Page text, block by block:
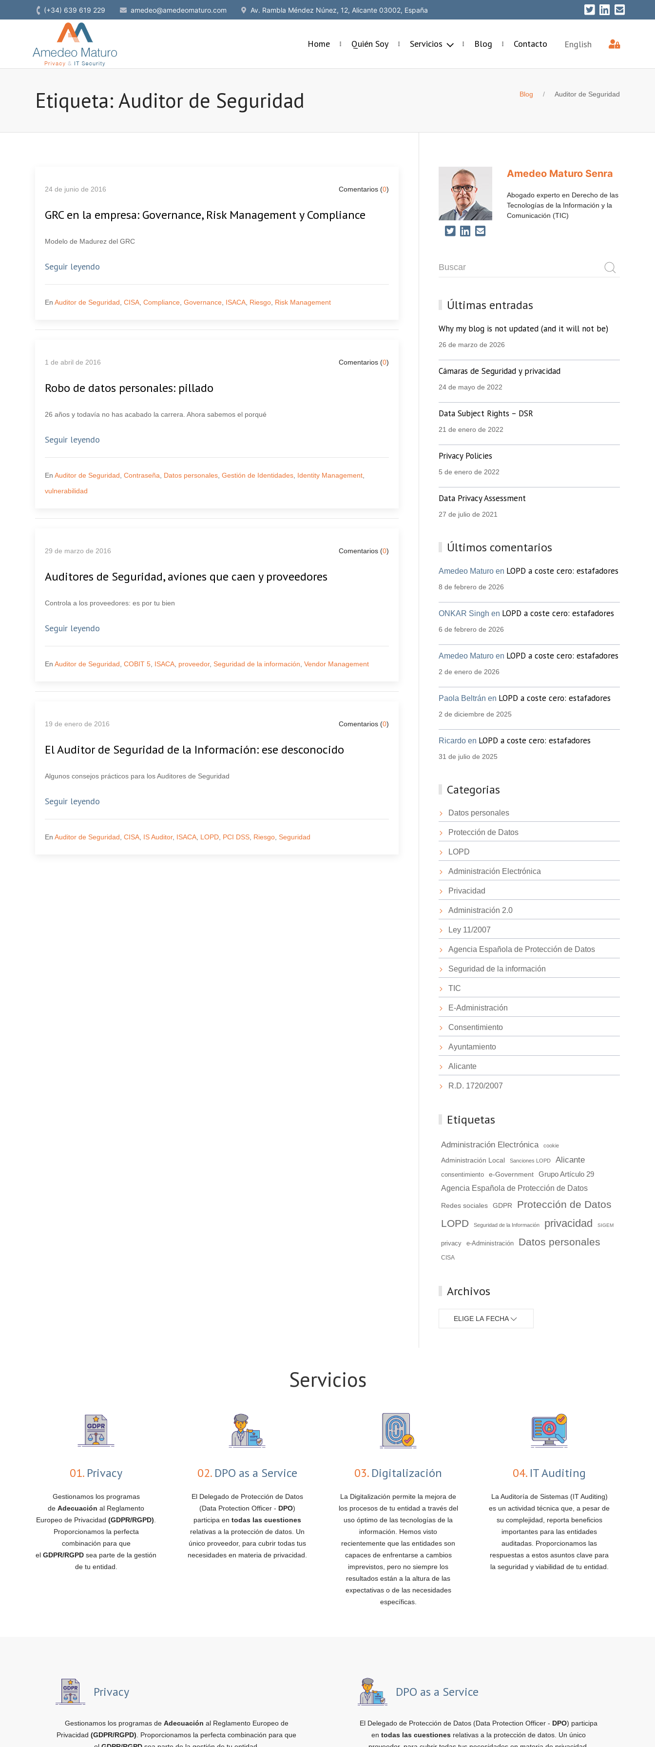
(+34) 639 619 229 amedeo@amedeomaturo.com Av. Rambla Méndez Núnez, 12, Alicante 03002, España
Home Quién Soy Servicios Blog Contacto English
Etiqueta: Auditor de Seguridad Blog Auditor de Seguridad
24 de junio de 2016 Comentarios (0)
GRC en la empresa: Governance, Risk Management y Compliance
Modelo de Madurez del GRC
Seguir leyendo
En Auditor de Seguridad CISA Compliance Governance ISACA Riesgo Risk Management
1 de abril de 2016 Comentarios (0)
Robo de datos personales: pillado
26 años y todavía no has acabado la carrera. Ahora sabemos el porqué
Seguir leyendo
En Auditor de Seguridad Contraseña Datos personales Gestión de Identidades Identity Management
vulnerabilidad
29 de marzo de 2016 Comentarios (0)
Auditores de Seguridad, aviones que caen y proveedores
Controla a los proveedores: es por tu bien
Seguir leyendo
En Auditor de Seguridad COBIT 5 ISACA proveedor, Seguridad de la información Vendor Management
19 de enero de 2016 Comentarios (0)
El Auditor de Seguridad de la Información: ese desconocido
Algunos consejos prácticos para los Auditores de Seguridad
Seguir leyendo
En Auditor de Seguridad CISA IS Auditor, ISACA LOPD PCI DSS Riesgo Seguridad
Amedeo Maturo Senra
Abogado experto en Derecho de las
Tecnologías de la Información y la
Comunicación (TIC)
Últimas entradas
Why my blog is not updated (and it will not be)
26 de marzo de 2026
Cámaras de Seguridad y privacidad
24 de mayo de 2022
Data Subject Rights – DSR
21 de enero de 2022
Privacy Policies
5 de enero de 2022
Data Privacy Assessment
27 de julio de 2021
Últimos comentarios
Amedeo Maturo en LOPD a coste cero: estafadores
8 de febrero de 2026
ONKAR Singh en LOPD a coste cero: estafadores
6 de febrero de 2026
Amedeo Maturo en LOPD a coste cero: estafadores
2 de enero de 2026
Paola Beltrán en LOPD a coste cero: estafadores
2 de diciembre de 2025
Ricardo en LOPD a coste cero: estafadores
31 de julio de 2025
Categorias
Datos personales
Protección de Datos
LOPD
Administración Electrónica
Privacidad
Administración 2.0
Ley 11/2007
Agencia Española de Protección de Datos
Seguridad de la información
TIC
E-Administración
Consentimiento
Ayuntamiento
Alicante
R.D. 1720/2007
Etiquetas
Administración Electrónica cookie
Administración Local Sanciones LOPD Alicante
consentimiento e-Government
Grupo Artículo 29
Agencia Española de Protección de Datos
Redes sociales GDPR Protección de Datos
LOPD Seguridad de la Información privacidad SIGEM
privacy e-Administración Datos personales
CISA
Archivos
ELIGE LA FECHA
Servicios
01.Privacy
Gestionamos los programas
de Adecuación al Reglamento
Europeo de Privacidad (GDPR/RGPD)
Proporcionamos la perfecta
combinación para que
el GDPR/RGPD sea parte de la gestión
de tu entidad.
02.DPO as a Service
El Delegado de Protección de Datos
(Data Protection Officer - DPO)
participa en todas las cuestiones
relativas a la protección de datos. Un
único proveedor, para cubrir todas tus
necesidades en materia de privacidad.
03.Digitalización
La Digitalización permite la mejora de
los procesos de tu entidad a través del
uso óptimo de las tecnologías de la
información. Hemos visto
recientemente que las entidades son
capaces de enfrentarse a cambios
imprevistos, pero no siempre los
resultados están a la altura de las
expectativas o de las necesidades
específicas.
04.IT Auditing
La Auditoría de Sistemas (IT Auditing)
es un actividad técnica que, a pesar de
su complejidad, reporta beneficios
importantes para las entidades
auditadas. Proporcionamos las
respuestas a estos asuntos clave para
la seguridad y viabilidad de tu entidad.
Privacy
Gestionamos los programas de Adecuación al Reglamento Europeo de
Privacidad (GDPR/RGPD) . Proporcionamos la perfecta combinación para que
DPO as a Service
El Delegado de Protección de Datos (Data Protection Officer - DPO) participa
en todas las cuestiones relativas a la protección de datos. Un único